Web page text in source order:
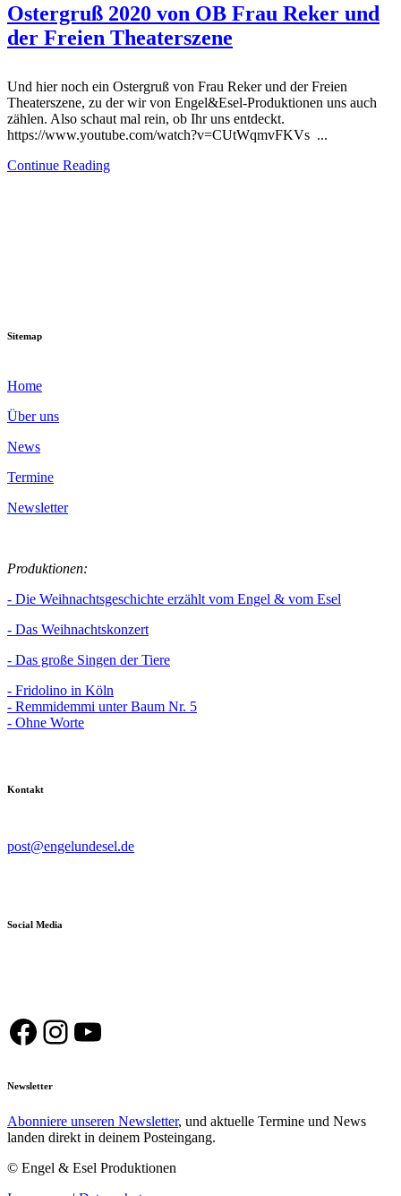
Ostergruß 2020 von OB Frau Reker und
der Freien Theaterszene
Und hier noch ein Ostergruß von Frau Reker und der Freien
Theaterszene, zu der wir von Engel&Esel-Produktionen uns auch
zählen. Also schaut mal rein, ob Ihr uns entdeckt.
https://www.youtube.com/watch?v=CUtWqmvFKVs ...
Continue Reading
Sitemap
Home
Über uns
News
Termine
Newsletter
Produktionen:
- Die Weihnachtsgeschichte erzählt vom Engel & vom Esel
- Das Weihnachtskonzert
- Das große Singen der Tiere
- Fridolino in Köln
- Remmidemmi unter Baum Nr. 5
- Ohne Worte
Kontakt
post@engelundesel.de
Social Media
Facebook
Instagram
YouTube
Newsletter
Abonniere unseren Newsletter, und aktuelle Termine und News
landen direkt in deinem Posteingang.
© Engel & Esel Produktionen